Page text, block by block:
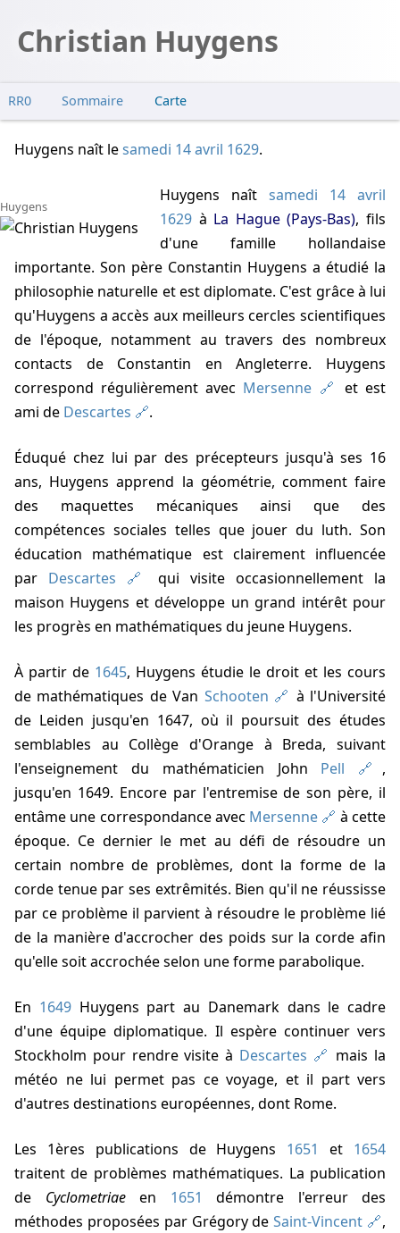
Christian Huygens
RR0 Sommaire
Vie extraterrestre
Carte
Huygens naît lesamedi 14 avril 1629.
Huygens
Huygens naît samedi 14 avril
1629 à La Hague (Pays-Bas), fils
d'une famille hollandaise
importante. Son père Constantin Huygens a étudié la
philosophie naturelle et est diplomate. C'est grâce à lui
qu'Huygens a accès aux meilleurs cercles scientifiques
de l'époque, notamment au travers des nombreux
contacts de Constantin en Angleterre. Huygens
correspond régulièrement avec Mersenne
et est
ami de Descartes .
Éduqué chez lui par des précepteurs jusqu'à ses 16
ans, Huygens apprend la géométrie, comment faire
des maquettes mécaniques ainsi que des
compétences sociales telles que jouer du luth. Son
éducation mathématique est clairement influencée
par Descartes
qui visite occasionnellement la
maison Huygens et développe un grand intérêt pour
les progrès en mathématiques du jeune Huygens.
À partir de 1645, Huygens étudie le droit et les cours
de mathématiques de Van Schooten
à l'Université
de Leiden jusqu'en 1647, où il poursuit des études
semblables au Collège d'Orange à Breda, suivant
l'enseignement du mathématicien John Pell
,
jusqu'en 1649. Encore par l'entremise de son père, il
entâme une correspondance avec Mersenne
à cette
époque. Ce dernier le met au défi de résoudre un
certain nombre de problèmes, dont la forme de la
corde tenue par ses extrêmités. Bien qu'il ne réussisse
par ce problème il parvient à résoudre le problème lié
de la manière d'accrocher des poids sur la corde afin
qu'elle soit accrochée selon une forme parabolique.
En 1649Huygens part au Danemark dans le cadre
d'une équipe diplomatique. Il espère continuer vers
Stockholm pour rendre visite à Descartes
mais la
météo ne lui permet pas ce voyage, et il part vers
d'autres destinations européennes, dont Rome.
Les 1ères publications de Huygens 1651 et 1654
traitent de problèmes mathématiques. La publication
de Cyclometriaeen 1651
démontre l'erreur des
méthodes proposées par Grégory deSaint-Vincent
,